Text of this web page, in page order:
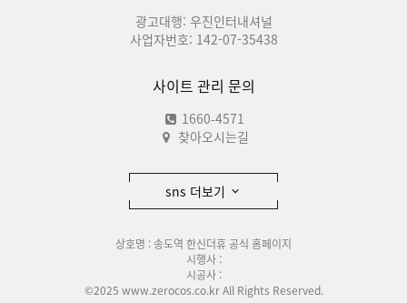
광고대행: 우진인터내셔널
사업자번호: 142-07-35438
사이트 관리 문의
1660-4571
찾아오시는길
sns 더보기
상호명 : 송도역 한신더휴 공식 홈페이지
시행사 :
시공사 :
©2025 www.zerocos.co.kr All Rights Reserved.